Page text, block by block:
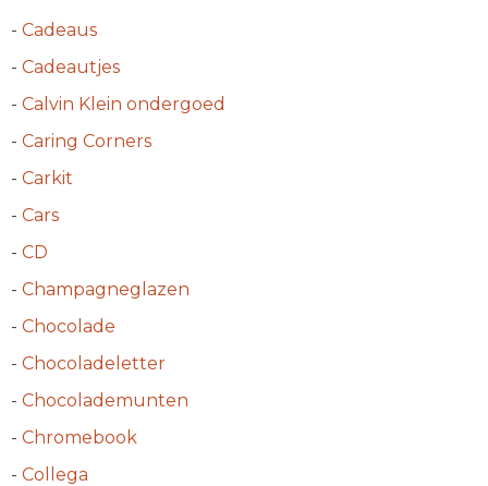
- Cadeaus
- Cadeautjes
- Calvin Klein ondergoed
- Caring Corners
- Carkit
- Cars
- CD
- Champagneglazen
- Chocolade
- Chocoladeletter
- Chocolademunten
- Chromebook
- Collega